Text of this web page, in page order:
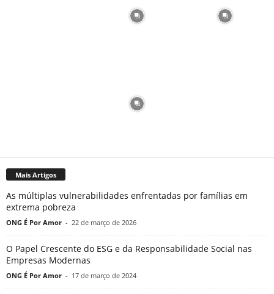
Mais Artigos
As múltiplas vulnerabilidades enfrentadas por famílias em
extrema pobreza
ONG É Por Amor - 22 de março de 2026
O Papel Crescente do ESG e da Responsabilidade Social nas
Empresas Modernas
ONG É Por Amor - 17 de março de 2024